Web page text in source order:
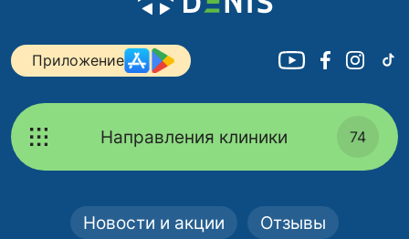
Приложение
Направления клиники 74
Новости и акции Отзывы